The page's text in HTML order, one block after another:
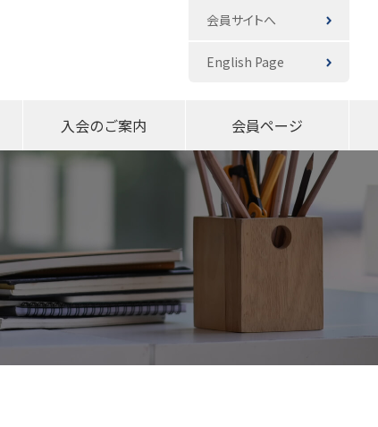
会員サイトへ
English Page
入会のご案内 会員ページ